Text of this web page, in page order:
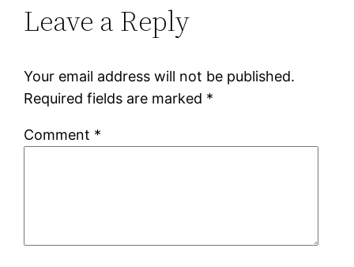
Leave a Reply
Your email address will not be published.
Required fields are marked *
Comment *